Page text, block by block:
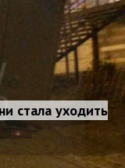
стала уходить